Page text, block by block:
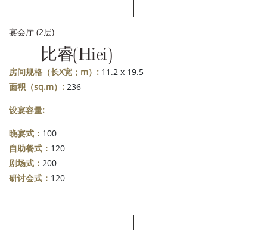
宴会厅 (2层)
比睿(Hiei)
房间规格（长X宽；m）: 11.2 x 19.5
面积（sq.m）: 236
设宴容量:
晚宴式： 100
自助餐式： 120
剧场式： 200
研讨会式： 120